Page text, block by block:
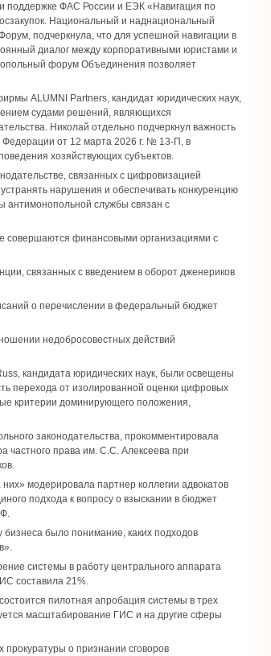
поддержке ФАС России и ЕЭК «Навигация по
Национальный и наднациональный
подчеркнула, что для успешной навигации в
диалог между корпоративными юристами и
форум Объединения позволяет
ALUMNI Partners, кандидат юридических наук,
судами решений, являющихся
Николай отдельно подчеркнул важность
Федерации от 12 марта 2026 г. № 13-П, в
хозяйствующих субъектов.
связанных с цифровизацией
нарушения и обеспечивать конкуренцию
антимонопольной службы связан с
совершаются финансовыми организациями с
связанных с введением в оборот дженериков
о перечислении в федеральный бюджет
недобросовестных действий
кандидата юридических наук, были освещены
перехода от изолированной оценки цифровых
критерии доминирующего положения,
законодательства, прокомментировала
частного права им. С.С. Алексеева при
модерировала партнер коллегии адвокатов
подхода к вопросу о взыскании в бюджет
было понимание, каких подходов
системы в работу центрального аппарата
составила 21%.
пилотная апробация системы в трех
масштабирование ГИС и на другие сферы
о признании сговоров